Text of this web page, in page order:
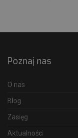
Poznaj nas
O nas
Blog
Zasięg
Aktualności